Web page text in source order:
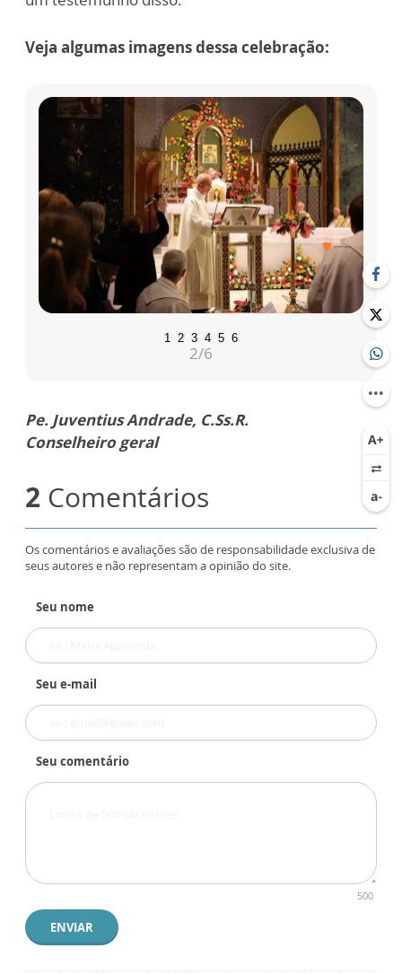
Veja algumas imagens dessa celebração:
1 2 3 4 5 6
2/6
Pe. Juventius Andrade, C.Ss.R.
Conselheiro geral
2 Comentários
Os comentários e avaliações são de responsabilidade exclusiva de
seus autores e não representam a opinião do site.
Seu nome
Seu e-mail
Seu comentário
500
ENVIAR